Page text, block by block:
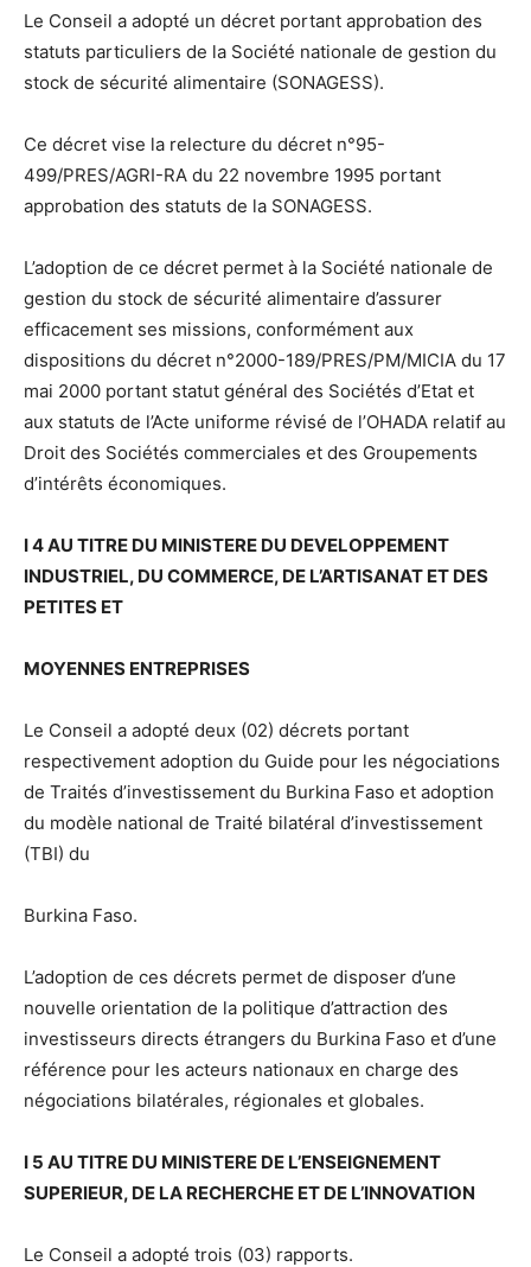
Le Conseil a adopté un décret portant approbation des
statuts particuliers de la Société nationale de gestion du
stock de sécurité alimentaire (SONAGESS).
Ce décret vise la relecture du décret n°95-
499/PRES/AGRI-RA du 22 novembre 1995 portant
approbation des statuts de la SONAGESS.
L’adoption de ce décret permet à la Société nationale de
gestion du stock de sécurité alimentaire d’assurer
efficacement ses missions, conformément aux
dispositions du décret n°2000-189/PRES/PM/MICIA du 17
mai 2000 portant statut général des Sociétés d’Etat et
aux statuts de l’Acte uniforme révisé de l’OHADA relatif au
Droit des Sociétés commerciales et des Groupements
d’intérêts économiques.
I 4 AU TITRE DU MINISTERE DU DEVELOPPEMENT
INDUSTRIEL, DU COMMERCE, DE L’ARTISANAT ET DES
PETITES ET
MOYENNES ENTREPRISES
Le Conseil a adopté deux (02) décrets portant
respectivement adoption du Guide pour les négociations
de Traités d’investissement du Burkina Faso et adoption
du modèle national de Traité bilatéral d’investissement
(TBI) du
Burkina Faso.
L’adoption de ces décrets permet de disposer d’une
nouvelle orientation de la politique d’attraction des
investisseurs directs étrangers du Burkina Faso et d’une
référence pour les acteurs nationaux en charge des
négociations bilatérales, régionales et globales.
I 5 AU TITRE DU MINISTERE DE L’ENSEIGNEMENT
SUPERIEUR, DE LA RECHERCHE ET DE L’INNOVATION
Le Conseil a adopté trois (03) rapports.